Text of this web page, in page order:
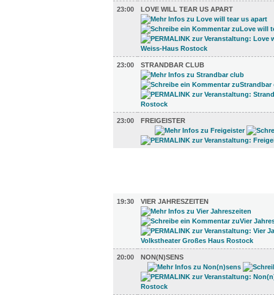
23:00 LOVE WILL TEAR US APART
23:00 STRANDBAR CLUB
23:00 FREIGEISTER
19:30
VIER JAHRESZEITEN
20:00 NON(N)SENS